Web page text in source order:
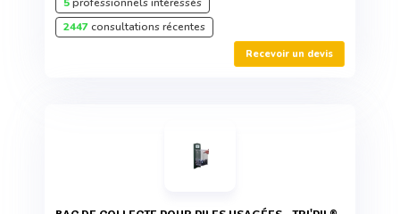
2447consultations récentes
Recevoir un devis